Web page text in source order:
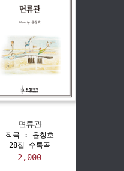
면류관
작곡 : 윤창호
28집 수록곡
2,000